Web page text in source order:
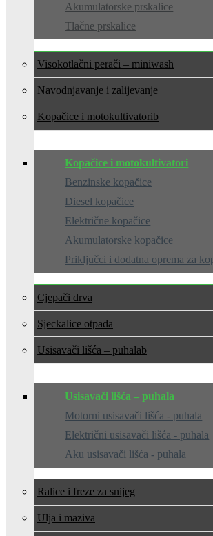
Akumulatorske prskalice
Tlačne prskalice
Visokotlačni perači – miniwash
Navodnjavanje i zalijevanje
Kopačice i motokultivatori
Kopačice i motokultivatori
Benzinske kopačice
Diesel kopačice
Električne kopačice
Akumulatorske kopačice
Priključci i dodatna oprema za
Cjepači drva
Sjeckalice otpada
Usisavači lišća – puhala
Usisavači lišća – puhala
Motorni usisavači lišća - puhala
Električni usisavači lišća - puhala
Aku usisavači lišća - puhala
Ralice i freze za snijeg
Ulja i maziva